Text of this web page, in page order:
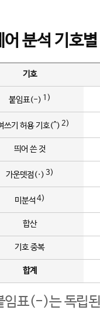
어 분석 기호
기호
붙임표(-) 1)
쓰기 허용 기호(^) 2)
띄어 쓴 것
가운뎃점(·) 3)
미분석 4)
합산
기호 중복
합계
임표(-)는 독립된